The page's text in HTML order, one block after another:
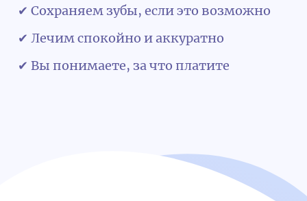
✔ Сохраняем зубы, если это возможно
✔ Лечим спокойно и аккуратно
✔ Вы понимаете, за что платите